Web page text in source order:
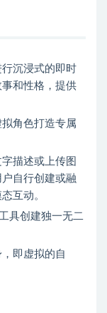
沉浸式的即时
和性格，提供
拟角色打造专属
描述或上传图
自行创建或融
互动。
具创建独一无二
即虚拟的自